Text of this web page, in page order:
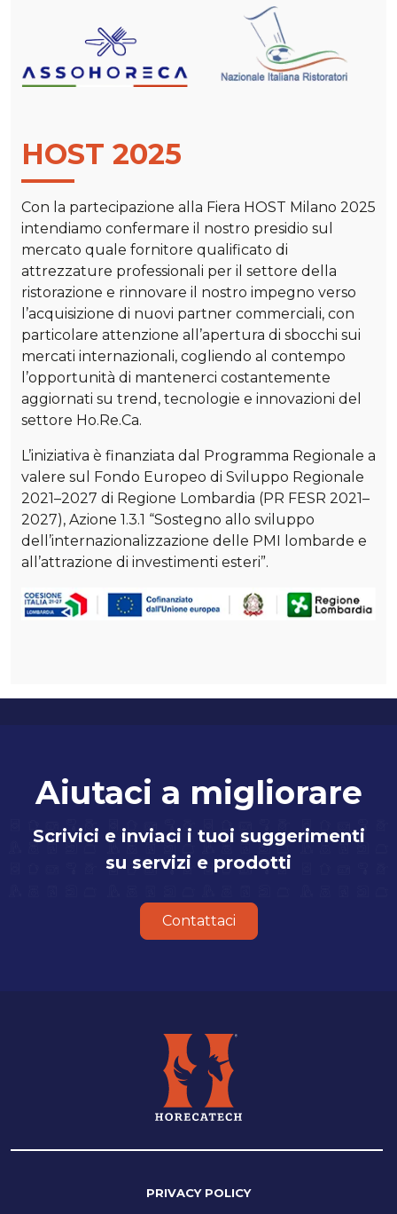
HOST 2025
Con la partecipazione alla Fiera HOST Milano 2025
intendiamo confermare il nostro presidio sul
mercato quale fornitore qualificato di
attrezzature professionali per il settore della
ristorazione e rinnovare il nostro impegno verso
l’acquisizione di nuovi partner commerciali, con
particolare attenzione all’apertura di sbocchi sui
mercati internazionali, cogliendo al contempo
l’opportunità di mantenerci costantemente
aggiornati su trend, tecnologie e innovazioni del
settore Ho.Re.Ca.
L’iniziativa è finanziata dal Programma Regionale a
valere sul Fondo Europeo di Sviluppo Regionale
2021–2027 di Regione Lombardia (PR FESR 2021–
2027), Azione 1.3.1 “Sostegno allo sviluppo
dell’internazionalizzazione delle PMI lombarde e
all’attrazione di investimenti esteri”.
Aiutaci a migliorare
Scrivici e inviaci i tuoi suggerimenti
su servizi e prodotti
Contattaci
PRIVACY POLICY